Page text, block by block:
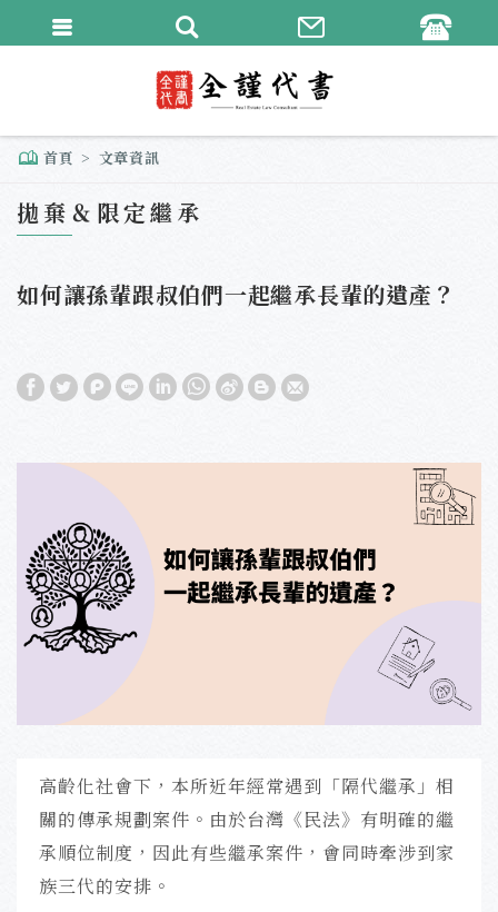
首頁 文章資訊
拋棄＆限定繼承
如何讓孫輩跟叔伯們一起繼承長輩的遺產？
高齡化社會下，本所近年經常遇到「隔代繼承」相
關的傳承規劃案件。由於台灣《民法》有明確的繼
承順位制度，因此有些繼承案件，會同時牽涉到家
族三代的安排。
繁體中文
English